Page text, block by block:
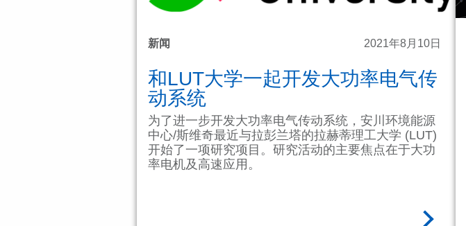
新闻 2021年8月10日
和LUT大学一起开发大功率电气传
动系统
为了进一步开发大功率电气传动系统，安川环境能源
中心/斯维奇最近与拉彭兰塔的拉赫蒂理工大学 (LUT)
开始了一项研究项目。研究活动的主要焦点在于大功
率电机及高速应用。